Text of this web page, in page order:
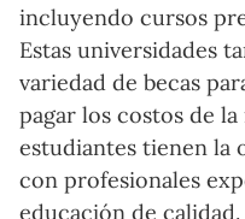
incluyendo cursos
Estas universidades
variedad de becas
pagar los costos de
estudiantes tienen la
con profesionales
educación de